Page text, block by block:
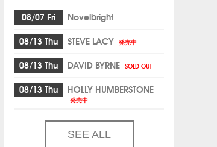
08/07 Fri
Novelbright
08/13 Thu
STEVE LACY 発売中
08/13 Thu DAVID BYRNE SOLD OUT
08/13 Thu HOLLY HUMBERSTONE
発売中
SEE ALL